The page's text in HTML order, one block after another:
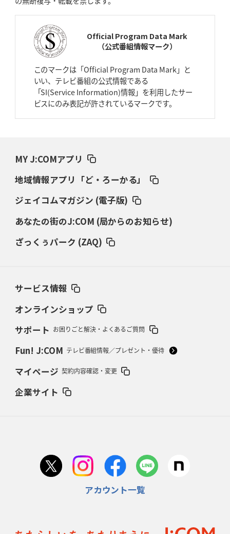
2026年4月9日(木)更新
スティーラーズ、名門復活の足音
2026年4月2日(木)更新
2026年3月26日(木)更新
AZ-COM丸和、リーグワンへ参入決定 「フィールド丸ごと計測機器」の
ダイナボアーズ、“逆輸入SO”三宅駿
「ニュージーランドのフレア（閃
2026年3月5日(木)更新
2026年2月19日(木)更新
37年女子W杯招致への課題と期待
2026年2月12日(木)更新
2026年2月5日(木)更新
占い方
首位スピアーズ、充実の攻撃力 「湧き出る」パスでトライ量産
Official Program Data Mark
（公式番組情報マーク）
このマークは「Official Program Data Mark」と
いい、テレビ番組の公式情報である
「SI(Service Information)情報」を利用したサー
ビスにのみ表記が許されているマークです。
MY J:COMアプリ
地域情報アプリ「ど・ろーかる」
ジェイコムマガジン (電子版)
あなたの街のJ:COM (局からのお知らせ)
ざっくぅパーク (ZAQ)
サービス情報
オンラインショップ
サポート お困りごと解決・よくあるご質問
Fun! J:COM テレビ番組情報／プレゼント・優待
マイページ 契約内容確認・変更
企業サイト
アカウント一覧